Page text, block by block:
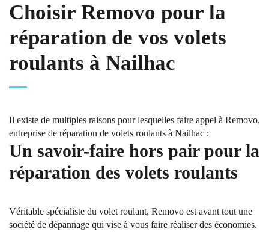
Choisir Removo pour la
réparation de vos volets
roulants à Nailhac
Il existe de multiples raisons pour lesquelles faire appel à Removo,
entreprise de réparation de volets roulants à Nailhac :
Un savoir-faire hors pair pour la
réparation des volets roulants
Véritable spécialiste du volet roulant, Removo est avant tout une
société de dépannage qui vise à vous faire réaliser des économies.